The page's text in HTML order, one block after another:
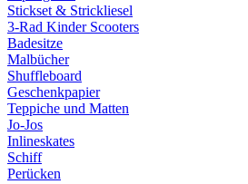
Stickset & Strickliesel
3-Rad Kinder Scooters
Badesitze
Malbücher
Shuffleboard
Geschenkpapier
Teppiche und Matten
Jo-Jos
Inlineskates
Schiff
Perücken